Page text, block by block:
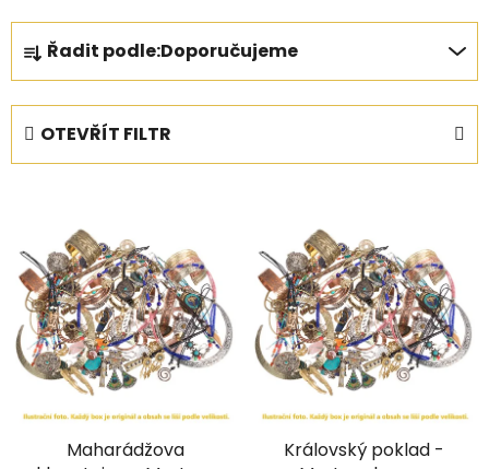
Ř
a
z
e
n
o
d
u
k
ů
Řadit podle:Doporučujeme
OTEVŘÍT FILTR
p
p
r
d
Maharádžova
Královský poklad -